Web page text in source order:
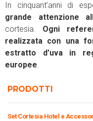
In cinquant’anni di
grande attenzione
cortesia. Ogni
realizzata con una
estratto d’uva in
europee.
PRODOTTI
Set Cortesia Hotel e